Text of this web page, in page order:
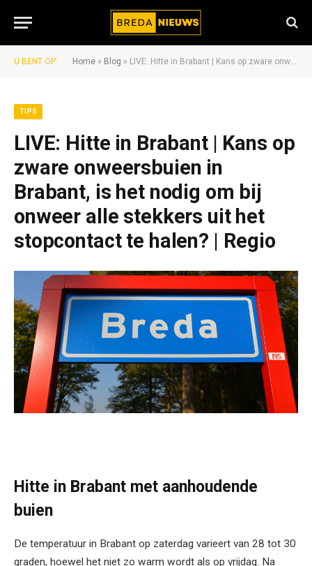
U BENT OP: Home » Blog » LIVE: Hitte in Brabant | Kans op zware onweersbuien in Brabant, is het nodig om bij onweer alle stekkers uit het stopcontact te halen? | Regio
TIPS
LIVE: Hitte in Brabant | Kans op
zware onweersbuien in
Brabant, is het nodig om bij
onweer alle stekkers uit het
stopcontact te halen? | Regio
Hitte in Brabant met aanhoudende
buien
De temperatuur in Brabant op zaterdag varieert van 28 tot 30
graden, hoewel het niet zo warm wordt als op vrijdag. Na